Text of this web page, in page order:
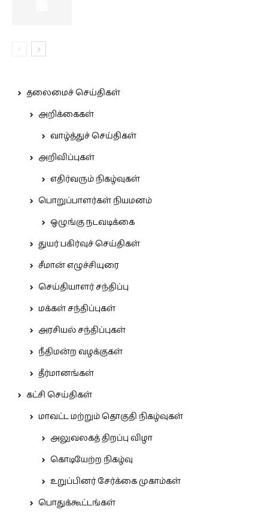
தலைமைச் செய்திகள்
அறிக்கைகள்
வாழ்த்துச் செய்திகள்
அறிவிப்புகள்
எதிர்வரும் நிகழ்வுகள்
பொறுப்பாளர்கள் நியமனம்
ஒழுங்கு நடவடிக்கை
துயர் பகிர்வுச் செய்திகள்
சீமான் எழுச்சியுரை
செய்தியாளர் சந்திப்பு
மக்கள் சந்திப்புகள்
அரசியல் சந்திப்புகள்
நீதிமன்ற வழக்குகள்
தீர்மானங்கள்
கட்சி செய்திகள்
மாவட்ட மற்றும் தொகுதி நிகழ்வுகள்
அலுவலகத் திறப்பு விழா
கொடியேற்ற நிகழ்வு
உறுப்பினர் சேர்க்கை முகாம்கள்
பொதுக்கூட்டங்கள்